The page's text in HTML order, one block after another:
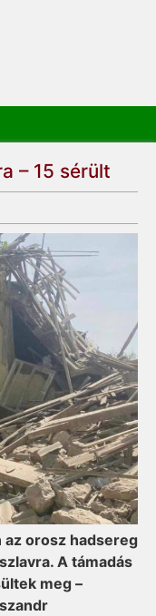
– 15 sérült
orosz hadsereg
A támadás
meg –